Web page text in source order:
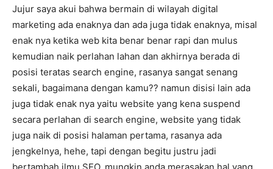
Jujur saya akui bahwa bermain di wilayah digital
marketing ada enaknya dan ada juga tidak enaknya, misal
enak nya ketika web kita benar benar rapi dan mulus
kemudian naik perlahan lahan dan akhirnya berada di
posisi teratas search engine, rasanya sangat senang
sekali, bagaimana dengan kamu?? namun disisi lain ada
juga tidak enak nya yaitu website yang kena suspend
secara perlahan di search engine, website yang tidak
juga naik di posisi halaman pertama, rasanya ada
jengkelnya, hehe, tapi dengan begitu justru jadi